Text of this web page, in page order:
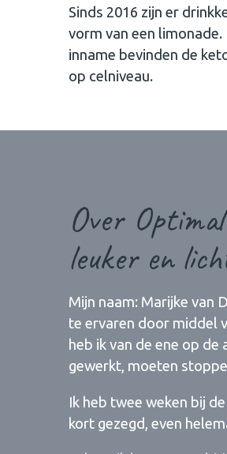
Sinds 2016 zijn er
vorm van een limonade.
inname bevinden de
op celniveau.
Over
leuker en
Mijn naam: Marijke van
te ervaren door middel
heb ik van de ene op
gewerkt, moeten
Ik heb twee weken bij
kort gezegd, even